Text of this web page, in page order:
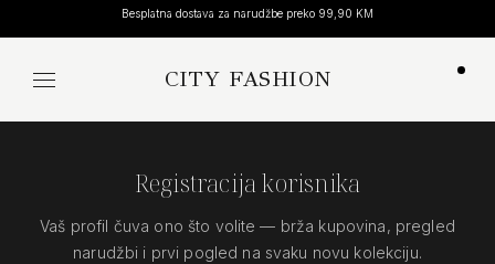
Besplatna dostava za narudžbe preko 99,90 KM
CITY FASHION
Registracija korisnika
Vaš profil čuva ono što volite — brža kupovina, pregled
narudžbi i prvi pogled na svaku novu kolekciju.